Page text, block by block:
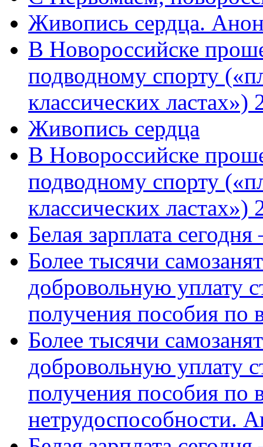
Живопись сердца.
В Новороссийске
подводному спорту
классических
Живопись сердца
В Новороссийске
подводному спорту
классических ластах»)
Белая зарплата
Более тысячи
добровольную уплату
получения пособия по
Более тысячи
добровольную уплату
получения пособия по
нетрудоспособности.